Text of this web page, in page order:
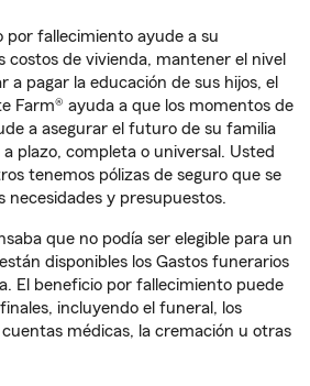
por fallecimiento ayude a su
costos de vivienda, mantener el nivel
a pagar la educación de sus hijos, el
Farm® ayuda a que los momentos de
a asegurar el futuro de su familia
plazo, completa o universal. Usted
tenemos pólizas de seguro que se
necesidades y presupuestos.
que no podía ser elegible para un
disponibles los Gastos funerarios
El beneficio por fallecimiento puede
incluyendo el funeral, los
médicas, la cremación u otras